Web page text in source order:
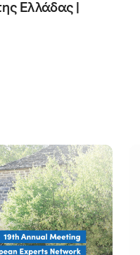
Ελλάδας |